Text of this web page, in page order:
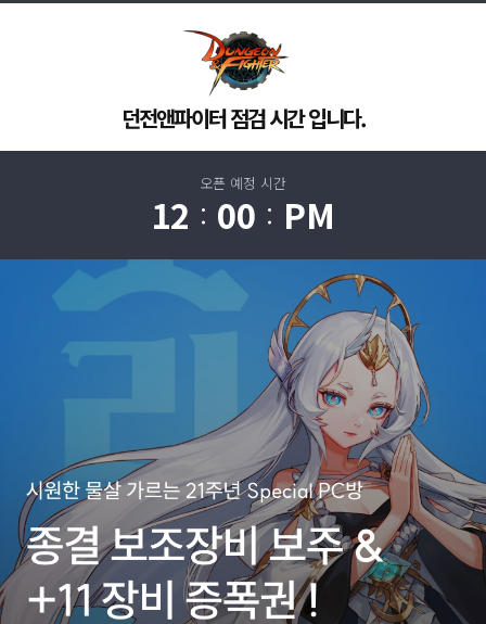
던전앤파이터 점검 시간 입니다.
오픈 예정 시간
12 00 PM